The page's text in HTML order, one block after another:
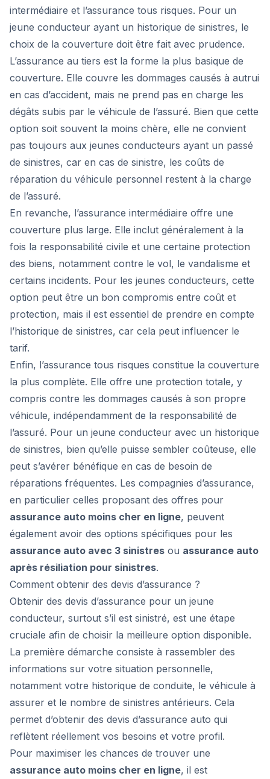
intermédiaire et l’assurance tous risques. Pour un
jeune conducteur ayant un historique de sinistres, le
choix de la couverture doit être fait avec prudence.
L’assurance au tiers est la forme la plus basique de
couverture. Elle couvre les dommages causés à autrui
en cas d’accident, mais ne prend pas en charge les
dégâts subis par le véhicule de l’assuré. Bien que cette
option soit souvent la moins chère, elle ne convient
pas toujours aux jeunes conducteurs ayant un passé
de sinistres, car en cas de sinistre, les coûts de
réparation du véhicule personnel restent à la charge
de l’assuré.
En revanche, l’assurance intermédiaire offre une
couverture plus large. Elle inclut généralement à la
fois la responsabilité civile et une certaine protection
des biens, notamment contre le vol, le vandalisme et
certains incidents. Pour les jeunes conducteurs, cette
option peut être un bon compromis entre coût et
protection, mais il est essentiel de prendre en compte
l’historique de sinistres, car cela peut influencer le
tarif.
Enfin, l’assurance tous risques constitue la couverture
la plus complète. Elle offre une protection totale, y
compris contre les dommages causés à son propre
véhicule, indépendamment de la responsabilité de
l’assuré. Pour un jeune conducteur avec un historique
de sinistres, bien qu’elle puisse sembler coûteuse, elle
peut s’avérer bénéfique en cas de besoin de
réparations fréquentes. Les compagnies d’assurance,
en particulier celles proposant des offres pour
assurance auto moins cher en ligne, peuvent
également avoir des options spécifiques pour les
assurance auto avec 3 sinistres ou assurance auto
après résiliation pour sinistres.
Comment obtenir des devis d’assurance ?
Obtenir des devis d’assurance pour un jeune
conducteur, surtout s’il est sinistré, est une étape
cruciale afin de choisir la meilleure option disponible.
La première démarche consiste à rassembler des
informations sur votre situation personnelle,
notamment votre historique de conduite, le véhicule à
assurer et le nombre de sinistres antérieurs. Cela
permet d’obtenir des devis d’assurance auto qui
reflètent réellement vos besoins et votre profil.
Pour maximiser les chances de trouver une
assurance auto moins cher en ligne, il est